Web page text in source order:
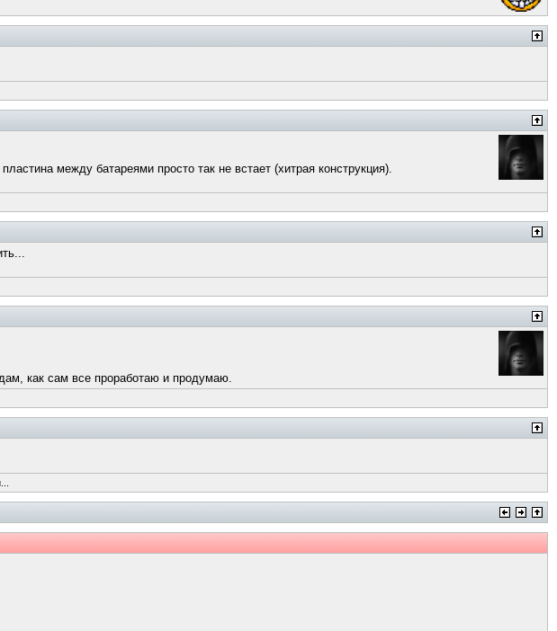
между батареями просто так не встает (хитрая конструкция).
как сам все проработаю и продумаю.